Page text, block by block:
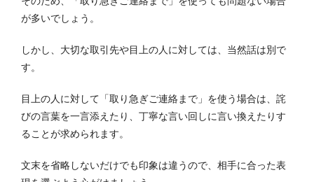
が多いでしょう。
しかし、大切な取引先や目上の人に対しては、当然話は別で
す。
目上の人に対して「取り急ぎご連絡まで」を使う場合は、詫
びの言葉を一言添えたり、丁寧な言い回しに言い換えたりす
ることが求められます。
文末を省略しないだけでも印象は違うので、相手に合った表